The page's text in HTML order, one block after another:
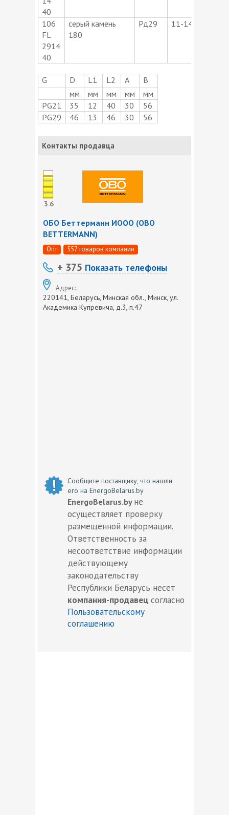
40
106
FL
2914
40
серый камень
180
Рд29 11-14
G D L1 L2 А
В
мм
мм мм мм
мм
PG21
35 12 40 30
56
PG29
46 13 46 30 56
Контакты продавца
3.6
ОБО Беттерманн ИООО (OBO
BETTERMANN)
Опт 557 товаров компании
+ 375 Показать телефоны
Адрес:
220141, Беларусь, Минская обл., Минск, ул.
Академика Купревича, д.3, п.47
Сообщите поставщику, что нашли
его на EnergoBelarus.by
EnergoBelarus.by не
осуществляет проверку
размещенной информации.
Ответственность за
несоответствие информации
действующему
законодательству
Республики Беларусь несет
компания-продавец согласно
Пользовательскому
соглашению